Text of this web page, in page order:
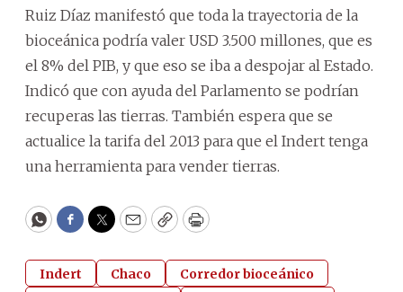
Ruiz Díaz manifestó que toda la trayectoria de la
bioceánica podría valer USD 3.500 millones, que es
el 8% del PIB, y que eso se iba a despojar al Estado.
Indicó que con ayuda del Parlamento se podrían
recuperas las tierras. También espera que se
actualice la tarifa del 2013 para que el Indert tenga
una herramienta para vender tierras.
WhatsApp
Facebook
Twitter
EmailCopyPrint
Indert Chaco
Corredor bioceánico